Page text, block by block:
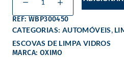
REF: WBP300450
CATEGORIAS: AUTOMÓVEIS,
ESCOVAS DE LIMPA VIDROS
MARCA: OXIMO